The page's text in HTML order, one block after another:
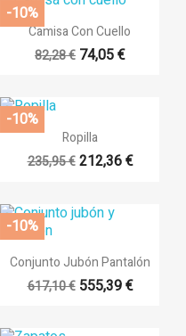
 Vista rápida
Camisa Con Cuello
82,28 € 74,05 €
-10%
 Vista rápida
Ropilla
235,95 € 212,36 €
-10%
 Vista rápida
Conjunto Jubón Pantalón
617,10 € 555,39 €
-10%